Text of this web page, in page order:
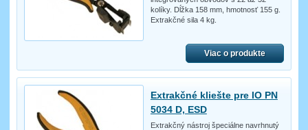
kolíky. Dĺžka 158 mm, hmotnosť 155 g.
Extrakčné sila 4 kg.
Viac o produkte
Extrakčné kliešte pre IO PN
5034 D, ESD
Extrakčný nástroj špeciálne navrhnutý